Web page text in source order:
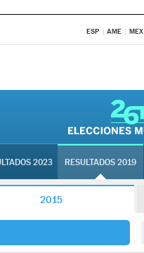
ESP AME MEX
2023 RESULTADOS 2019
2015